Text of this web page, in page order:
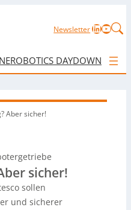
NewsletterLinkedIn
ROBOTICS DAYDOWNLOAD
Aber sicher!
sicher!
sollen
und sicherer